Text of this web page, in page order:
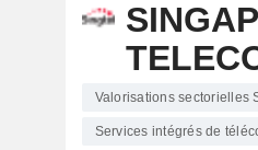
Valorisations sectorielles
Services intégrés de